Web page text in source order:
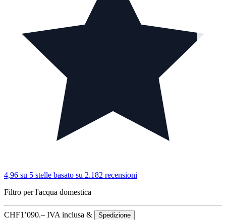
4,96 su 5 stelle basato su 2.182 recensioni
Filtro per l'acqua domestica
CHF1’090.– IVA inclusa & Spedizione